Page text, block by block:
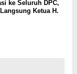
ke Seluruh DPC,
Ketua H.